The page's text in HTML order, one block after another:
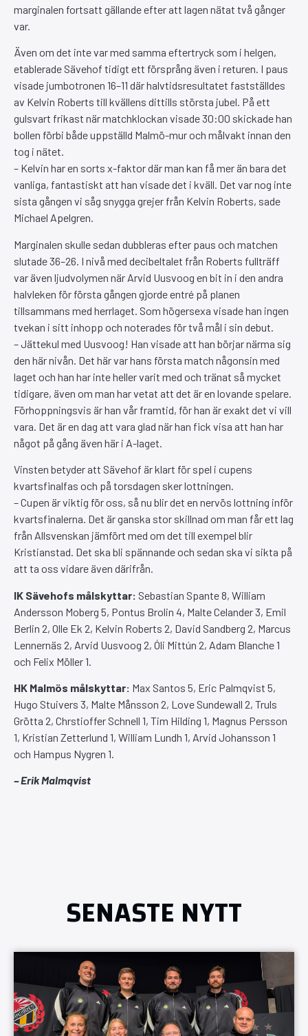
marginalen fortsatt gällande efter att lagen nätat två gånger
var.
Även om det inte var med samma eftertryck som i helgen,
etablerade Sävehof tidigt ett försprång även i returen. I paus
visade jumbotronen 16–11 där halvtidsresultatet fastställdes
av Kelvin Roberts till kvällens dittills största jubel. På ett
gulsvart frikast när matchklockan visade 30:00 skickade han
bollen förbi både uppställd Malmö-mur och målvakt innan den
tog i nätet.
– Kelvin har en sorts x-faktor där man kan få mer än bara det
vanliga, fantastiskt att han visade det i kväll. Det var nog inte
sista gången vi såg snygga grejer från Kelvin Roberts, sade
Michael Apelgren.
Marginalen skulle sedan dubbleras efter paus och matchen
slutade 36–26. I nivå med decibeltalet från Roberts fullträff
var även ljudvolymen när Arvid Uusvoog en bit in i den andra
halvleken för första gången gjorde entré på planen
tillsammans med herrlaget. Som högersexa visade han ingen
tvekan i sitt inhopp och noterades för två mål i sin debut.
– Jättekul med Uusvoog! Han visade att han börjar närma sig
den här nivån. Det här var hans första match någonsin med
laget och han har inte heller varit med och tränat så mycket
tidigare, även om man har vetat att det är en lovande spelare.
Förhoppningsvis är han vår framtid, för han är exakt det vi vill
vara. Det är en dag att vara glad när han fick visa att han har
något på gång även här i A-laget.
Vinsten betyder att Sävehof är klart för spel i cupens
kvartsfinalfas och på torsdagen sker lottningen.
– Cupen är viktig för oss, så nu blir det en nervös lottning inför
kvartsfinalerna. Det är ganska stor skillnad om man får ett lag
från Allsvenskan jämfört med om det till exempel blir
Kristianstad. Det ska bli spännande och sedan ska vi sikta på
att ta oss vidare även därifrån.
IK Sävehofs målskyttar: Sebastian Spante 8, William
Andersson Moberg 5, Pontus Brolin 4, Malte Celander 3, Emil
Berlin 2, Olle Ek 2, Kelvin Roberts 2, David Sandberg 2, Marcus
Lennernäs 2, Arvid Uusvoog 2, Óli Mittún 2, Adam Blanche 1
och Felix Möller 1.
HK Malmös målskyttar: Max Santos 5, Eric Palmqvist 5,
Hugo Stuivers 3, Malte Månsson 2, Love Sundewall 2, Truls
Grötta 2, Chrstioffer Schnell 1, Tim Hilding 1, Magnus Persson
1, Kristian Zetterlund 1, William Lundh 1, Arvid Johansson 1
och Hampus Nygren 1.
– Erik Malmqvist
SENASTE NYTT